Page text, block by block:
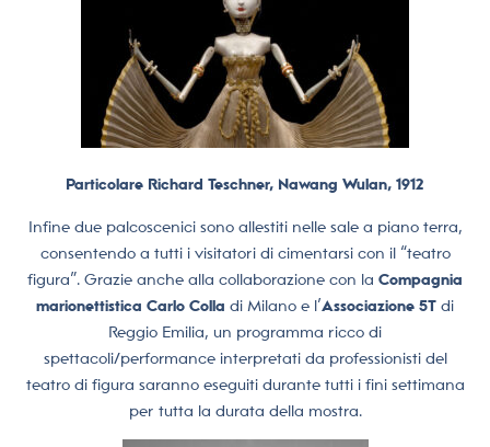
Particolare Richard Teschner, Nawang Wulan, 1912
Infine due palcoscenici sono allestiti nelle sale a piano terra,
consentendo a tutti i visitatori di cimentarsi con il “teatro
figura”. Grazie anche alla collaborazione con la Compagnia
marionettistica Carlo Colla di Milano e l’Associazione 5T di
Reggio Emilia, un programma ricco di
spettacoli/performance interpretati da professionisti del
teatro di figura saranno eseguiti durante tutti i fini settimana
per tutta la durata della mostra.